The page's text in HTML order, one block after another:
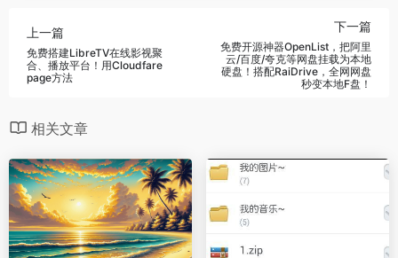
上一篇
免费搭建LibreTV在线影视聚
合、播放平台！用Cloudfare
page方法
下一篇
免费开源神器OpenList，把阿里
云/百度/夸克等网盘挂载为本地
硬盘！搭配RaiDrive，全网网盘
秒变本地F盘！
相关文章